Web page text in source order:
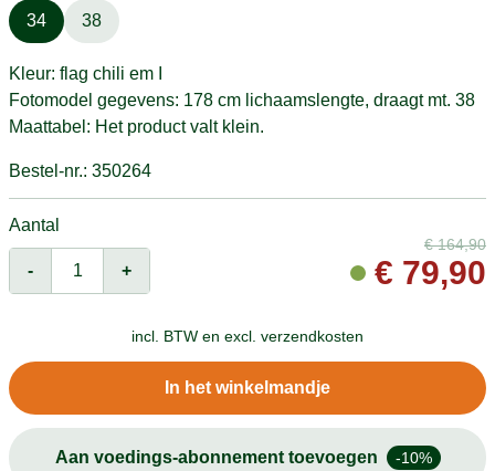
34 38
Kleur: flag chili em I
Fotomodel gegevens: 178 cm lichaamslengte, draagt mt. 38
Maattabel: Het product valt klein.
Bestel-nr.: 350264
Aantal
- +
€164,90
€ 79,90
incl. BTW en excl. verzendkosten
In het winkelmandje
Aan voedings-abonnement toevoegen -10%